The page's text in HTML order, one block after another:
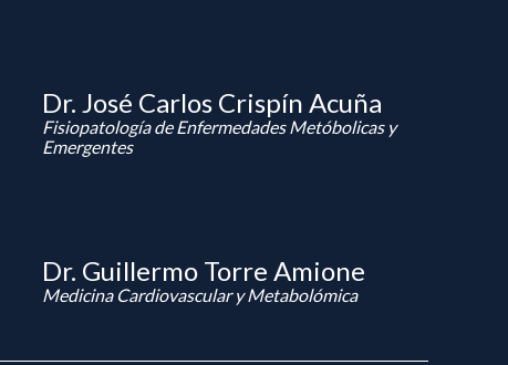
Dr. José Carlos Crispín Acuña
Fisiopatología de Enfermedades Metóbolicas y
Emergentes
Dr. Guillermo Torre Amione
Medicina Cardiovascular y Metabolómica